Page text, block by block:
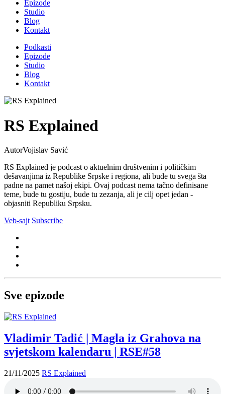
Epizode
Studio
Blog
Kontakt
Podkasti
Epizode
Studio
Blog
Kontakt
RS Explained
AutorVojislav Savić
RS Explained je podcast o aktuelnim društvenim i političkim
dešavanjima iz Republike Srpske i regiona, ali bude tu svega šta
padne na pamet našoj ekipi. Ovaj podcast nema tačno definisane
teme, bude tu gostiju, bude tu zezanja, ali je cilj opet jedan -
objasniti Republiku Srpsku.
Veb-sajt Subscribe
Sve epizode
Vladimir Tadić | Magla iz Grahova na
svjetskom kalendaru | RSE#58
21/11/2025 RS Explained